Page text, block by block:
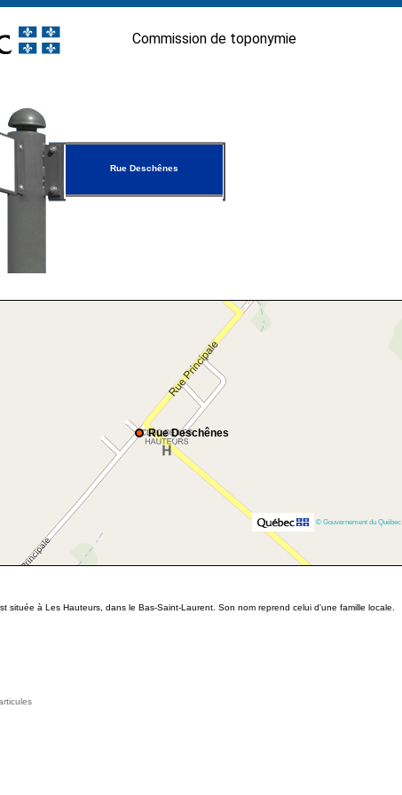
Commission de toponymie
Rue Deschênes
Rue Deschênes
© Gouvernement du Québec
située à Les Hauteurs, dans le Bas-Saint-Laurent. Son nom reprend celui d'une famille locale.